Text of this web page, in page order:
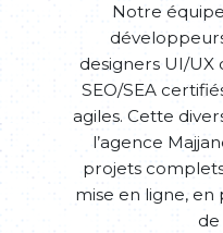
Notre
designers UI/UX
SEO/SEA
agiles. Cette
l’agence
projets
mise en ligne, en
de